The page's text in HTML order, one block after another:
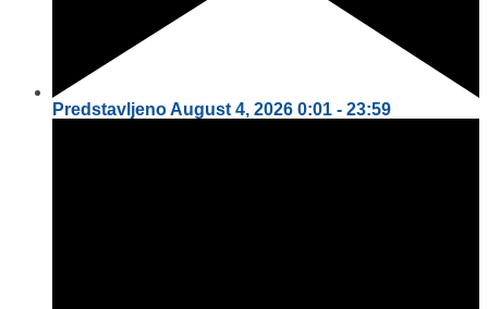
PredstavljenoAugust 4, 2026 0:01 - 23:59